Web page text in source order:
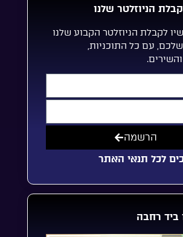
הניוזלטר שלנו
לקבלת הניוזלטר הקבוע שלנו
שלכם, עם כל התוכניות,
לכל תנאי האתר
הרשמה
ביד רחבה